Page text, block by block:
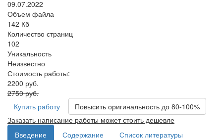
09.07.2022
Объем файла
142 Кб
Количество страниц
102
Уникальность
Неизвестно
Стоимость работы:
2200 руб.
2750 руб.
Купить работу
Повысить оригинальность до 80-100%
Заказать написание работы может стоить дешевле
Введение
Содержание
Список литературы